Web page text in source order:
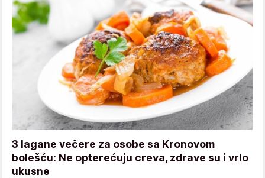
3 lagane večere za osobe sa Kronovom
bolešću: Ne opterećuju creva, zdrave su i vrlo
ukusne